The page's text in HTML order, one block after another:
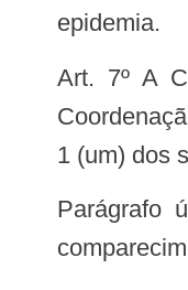
epidemia.
Art. 7º A CAMS reunir-se-á ordinariamente, a cada 6 (seis) meses ou, extraordinariamente quando convocado pela sua
1 (um) dos
Parágrafo único. Os membros da CAMS não poderão indicar representantes ou substitutos no caso de impedimento no